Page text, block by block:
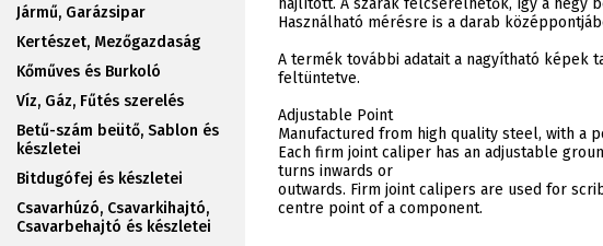
Jármű, Garázsipar
Kertészet, Mezőgazdaság
Kőműves és Burkoló
Víz, Gáz, Fűtés szerelés
Betű-szám beütő, Sablon és
készletei
Bitdugófej és készletei
Csavarhúzó, Csavarkihajtó,
Csavarbehajtó és készletei
hajlított. A szárak felcserélhetők, így a hegy
Használható mérésre is a darab
A termék további adatait a nagyítható képek
feltüntetve.
Adjustable Point
Manufactured from high quality steel, with a
Each firm joint caliper has an adjustable
turns inwards or
outwards. Firm joint calipers are used for
centre point of a component.